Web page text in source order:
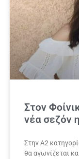
Στον
νέα σεζόν
Στην Α2
θα αγωνίζεται